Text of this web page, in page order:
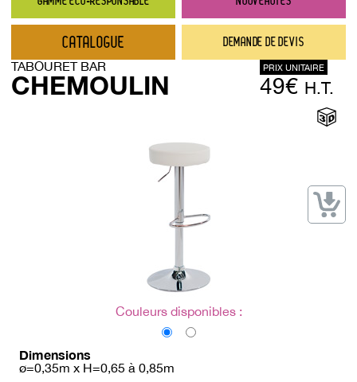
DEMANDE DE DEVIS
Catalogue
→ Nouveautés
→ Gamme éco-responsable
CATALOGUE
TABOURET BAR
CHEMOULIN
PRIX UNITAIRE
49€ H.T.
Couleurs disponibles :
Dimensions
ø=0,35m x H=0,65 à 0,85m